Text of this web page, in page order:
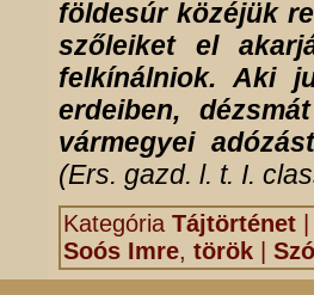
földesúr közéjük
szőleiket el
felkínálniok. Aki
erdeiben,
vármegyei
(Ers. gazd. l. t. I.
Kategória Tájtörténet
Soós Imre, török